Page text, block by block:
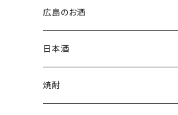
広島のお酒
日本酒
焼酎